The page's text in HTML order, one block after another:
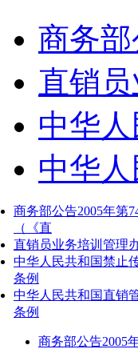
商务
直销
中华
中华
商务部公告2005年第
（《直
直销员业务培训管理
中华人民共和国禁止
条例
中华人民共和国直销
条例
商务部公告2005